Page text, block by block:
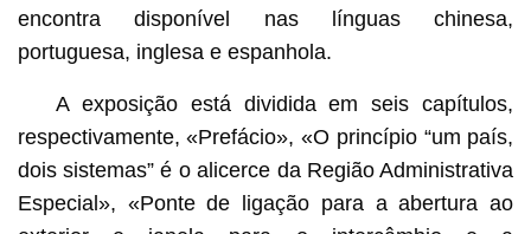
encontra disponível nas línguas chinesa,
portuguesa, inglesa e espanhola.
A exposição está dividida em seis capítulos,
respectivamente, «Prefácio», «O princípio “um país,
dois sistemas” é o alicerce da Região Administrativa
Especial», «Ponte de ligação para a abertura ao